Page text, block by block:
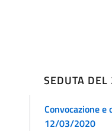
SEDUTA
Convocazione e
12/03/2020